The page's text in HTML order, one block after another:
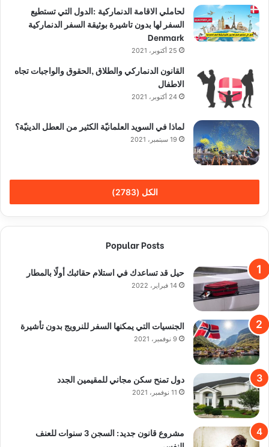
لحاملي الاقامة الدنماركية :الدول التي تستطيع
السفر لها بدون تاشيرة بوثيقة السفر الدنماركية
Denmark
25 أكتوبر، 2021
القانون الدنماركي والطلاق ,الحقوق والواجبات تجاه
الاطفال
24 أكتوبر، 2021
لماذا في السويد العلمانيّة الكثير من العطل الدينيّة؟
19 سبتمبر، 2021
الكل (2783)
Popular Posts
حيل قد تساعدك في استلام حقائبك أولًا بالمطار
14 فبراير، 2022
الجنسيات التي يمكنها السفر للنرويج بدون تأشيرة
9 نوفمبر، 2021
دول تمنح سكن مجاني للمقيمين الجدد
11 نوفمبر، 2021
مشروع قانون جديد: السجن 3 سنوات للعنف